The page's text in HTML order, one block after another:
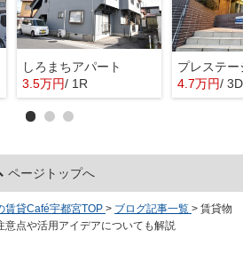
しろまちアパート
3.5万円/ 1R
プレステー
4.7万円/
ページトップへ
賃貸Café宇都宮TOP > ブログ記事一覧 > 賃貸物
点や活用アイデアについても解説